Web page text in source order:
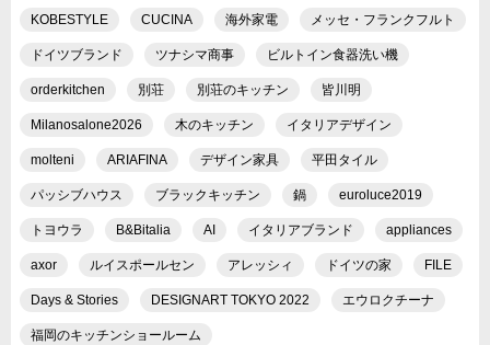
KOBESTYLE CUCINA 海外家電 メッセ・フランクフルト
ドイツブランド ツナシマ商事 ビルトイン食器洗い機
orderkitchen 別荘 別荘のキッチン 皆川明
Milanosalone2026 木のキッチン イタリアデザイン
molteni ARIAFINA デザイン家具 平田タイル
パッシブハウス ブラックキッチン 鍋 euroluce2019
トヨウラ B&Bitalia AI イタリアブランド appliances
axor ルイスポールセン アレッシィ ドイツの家 FILE
Days & Stories DESIGNART TOKYO 2022 エウロクチーナ
福岡のキッチンショールーム